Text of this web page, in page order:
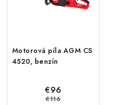
Motorová píla AGM CS
4520, benzín
€96
€116